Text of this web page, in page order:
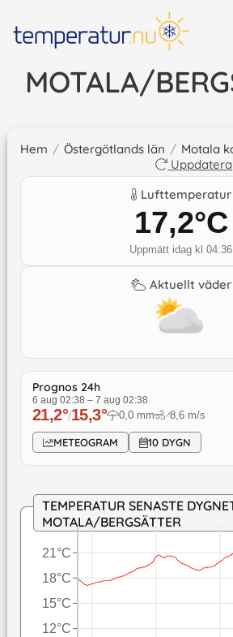
MOTALA/
Hem / Östergötlands län / Motala
Uppdatera
Lufttemperatur
17,2°C
Uppmätt idag kl 04:36
Aktuellt väder
Prognos 24h
6 aug 02:38 – 7 aug 02:38
21,2°/15,3° 0,0 mm ↓8,6 m/s
METEOGRAM 10 DYGN
TEMPERATUR SENASTE
MOTALA/BERGSÄTTER
12°C
15°C
18°C
21°C